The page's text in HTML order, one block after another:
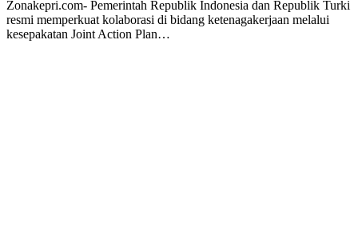
Zonakepri.com- Pemerintah Republik Indonesia dan Republik Turki
resmi memperkuat kolaborasi di bidang ketenagakerjaan melalui
kesepakatan Joint Action Plan…